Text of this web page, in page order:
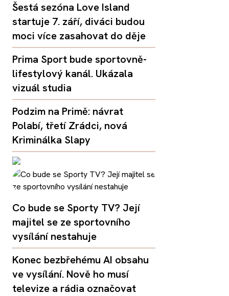
Šestá sezóna Love Island
startuje 7. září, diváci budou
moci více zasahovat do děje
Prima Sport bude sportovně-
lifestylový kanál. Ukázala
vizuál studia
Podzim na Primě: návrat
Polabí, třetí Zrádci, nová
Kriminálka Slapy
Co bude se Sporty TV? Její
majitel se ze sportovního
vysílání nestahuje
Konec bezbřehému AI obsahu
ve vysílání. Nově ho musí
televize a rádia označovat